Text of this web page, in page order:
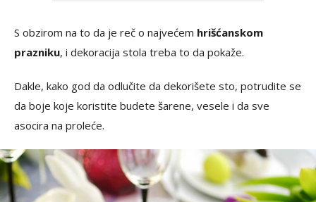
S obzirom na to da je reč o najvećem hrišćanskom
prazniku, i dekoracija stola treba to da pokaže.
Dakle, kako god da odlučite da dekorišete sto, potrudite se
da boje koje koristite budete šarene, vesele i da sve
asocira na proleće.